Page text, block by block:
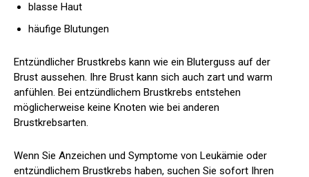
blasse Haut
häufige Blutungen
Entzündlicher Brustkrebs kann wie ein Bluterguss auf der
Brust aussehen. Ihre Brust kann sich auch zart und warm
anfühlen. Bei entzündlichem Brustkrebs entstehen
möglicherweise keine Knoten wie bei anderen
Brustkrebsarten.
Wenn Sie Anzeichen und Symptome von Leukämie oder
entzündlichem Brustkrebs haben, suchen Sie sofort Ihren